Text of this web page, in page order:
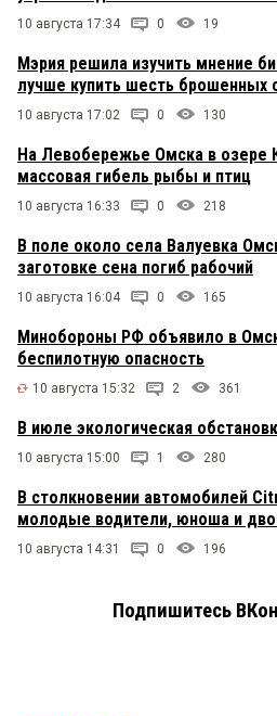
10 августа 17:34 0 19
Мэрия решила изучить мнение
лучше купить шесть брошенных
10 августа 17:02 0 130
На Левобережье Омска в озере
массовая гибель рыбы и птиц
10 августа 16:33 0 218
В поле около села Валуевка
заготовке сена погиб рабочий
10 августа 16:04 0 165
Минобороны РФ объявило в
беспилотную опасность
10 августа 15:32 2 361
В июле экологическая
10 августа 15:00 1 280
В столкновении автомобилей
молодые водители, юноша и
10 августа 14:31 0 196
Подпишитесь